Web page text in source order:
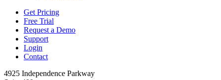
Get Pricing
Free Trial
Request a Demo
Support
Login
Contact
4925 Independence Parkway